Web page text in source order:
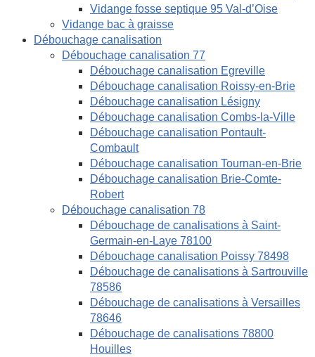
Vidange fosse septique 95 Val-d’Oise
Vidange bac à graisse
Débouchage canalisation
Débouchage canalisation 77
Débouchage canalisation Egreville
Débouchage canalisation Roissy-en-Brie
Débouchage canalisation Lésigny
Débouchage canalisation Combs-la-Ville
Débouchage canalisation Pontault-
Combault
Débouchage canalisation Tournan-en-Brie
Débouchage canalisation Brie-Comte-
Robert
Débouchage canalisation 78
Débouchage de canalisations à Saint-
Germain-en-Laye 78100
Débouchage canalisation Poissy 78498
Débouchage de canalisations à Sartrouville
78586
Débouchage de canalisations à Versailles
78646
Débouchage de canalisations 78800
Houilles